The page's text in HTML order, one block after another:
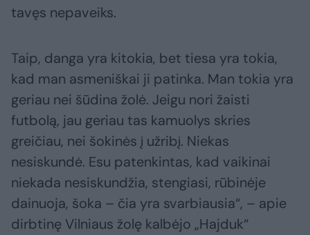
tavęs nepaveiks.
Taip, danga yra kitokia, bet tiesa yra tokia,
kad man asmeniškai ji patinka. Man tokia yra
geriau nei šūdina žolė. Jeigu nori žaisti
futbolą, jau geriau tas kamuolys skries
greičiau, nei šokinės į užribį. Niekas
nesiskundė. Esu patenkintas, kad vaikinai
niekada nesiskundžia, stengiasi, rūbinėje
dainuoja, šoka – čia yra svarbiausia“, – apie
dirbtinę Vilniaus žolę kalbėjo „Hajduk“